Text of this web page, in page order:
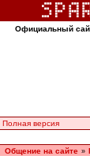
Официальный
Полная версия
Общение на сайте »